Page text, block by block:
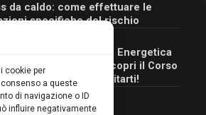
cookie per
a queste
di navigazione o ID
influire negativamente
da caldo: come effettuare le
specifiche del rischio
Myrtaj
per la Certificazione Energetica
anche in Campania: scopri il Corso
da 80 Ore per abilitarti!